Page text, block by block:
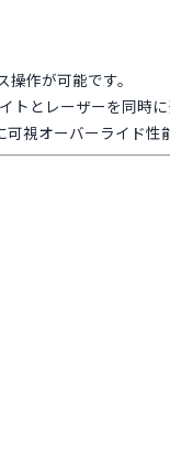
作が可能です。
トとレーザーを同時に
視オーバーライド性